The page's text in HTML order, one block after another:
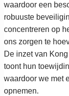
waardoor een
robuuste
concentreren op
ons zorgen te
De inzet van
toont hun
waardoor we met
opnemen.